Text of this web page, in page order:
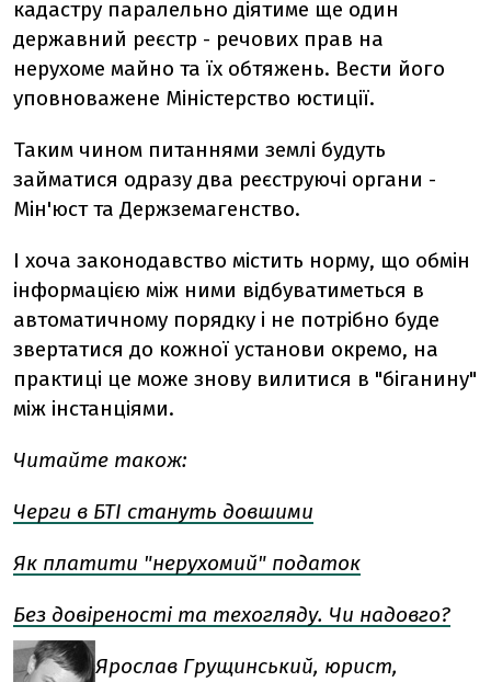
кадастру паралельно діятиме ще один
державний реєстр - речових прав на
нерухоме майно та їх обтяжень. Вести його
уповноважене Міністерство юстиції.
Таким чином питаннями землі будуть
займатися одразу два реєструючі органи -
Мін'юст та Держземагенство.
І хоча законодавство містить норму, що обмін
інформацією між ними відбуватиметься в
автоматичному порядку і не потрібно буде
звертатися до кожної установи окремо, на
практиці це може знову вилитися в "біганину"
між інстанціями.
Читайте також:
Черги в БТІ стануть довшими
Як платити "нерухомий" податок
Без довіреності та техогляду. Чи надовго?
Ярослав Грущинський, юрист,